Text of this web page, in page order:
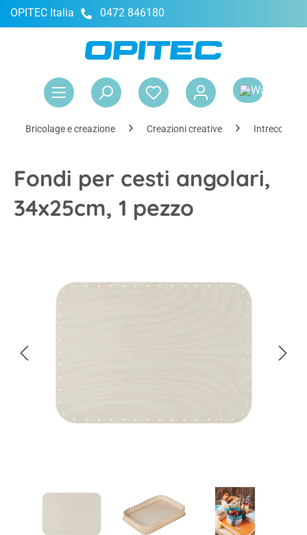
principale
OPITEC Italia 0472 846180
Bricolage e creazione Creazioni creative Intreccio e
Fondi per cesti angolari,
34x25cm, 1 pezzo